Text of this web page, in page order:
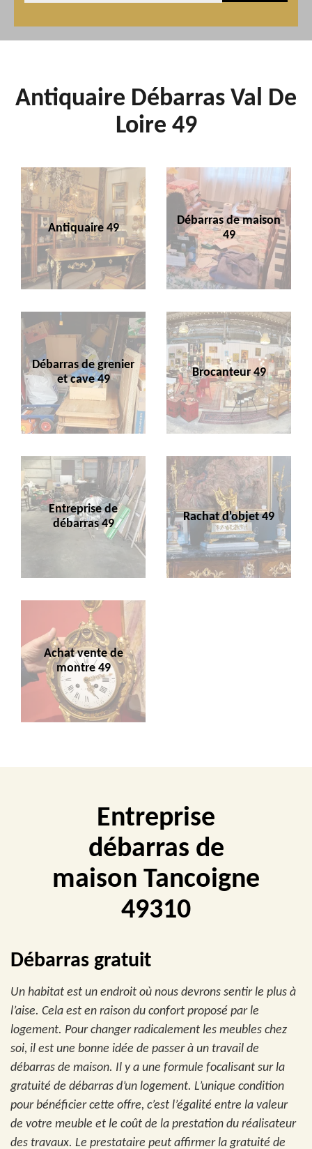
Antiquaire Débarras Val De
Loire 49
Antiquaire 49
Débarras de maison
49
Débarras de grenier
et cave 49
Brocanteur 49
Entreprise de
débarras 49
Rachat d'objet 49
Achat vente de
montre 49
Entreprise
débarras de
maison Tancoigne
49310
Débarras gratuit
Un habitat est un endroit où nous devrons sentir le plus à
l’aise. Cela est en raison du confort proposé par le
logement. Pour changer radicalement les meubles chez
soi, il est une bonne idée de passer à un travail de
débarras de maison. Il y a une formule focalisant sur la
gratuité de débarras d’un logement. L’unique condition
pour bénéficier cette offre, c’est l’égalité entre la valeur
de votre meuble et le coût de la prestation du réalisateur
des travaux. Le prestataire peut affirmer la gratuité de